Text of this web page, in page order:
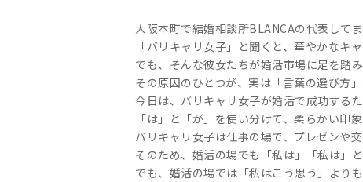
大阪本町で結婚相談所BLANCAの代表して
「バリキャリ女子」と聞くと、華やかなキ
でも、そんな彼女たちが婚活市場に足を踏
その原因のひとつが、実は「言葉の選び方
今日は、バリキャリ女子が婚活で成功する
「は」と「が」を使い分けて、柔らかい印
バリキャリ女子は仕事の場で、プレゼンや
そのため、婚活の場でも「私は」「私は」
でも、婚活の場では「私はこう思う」より